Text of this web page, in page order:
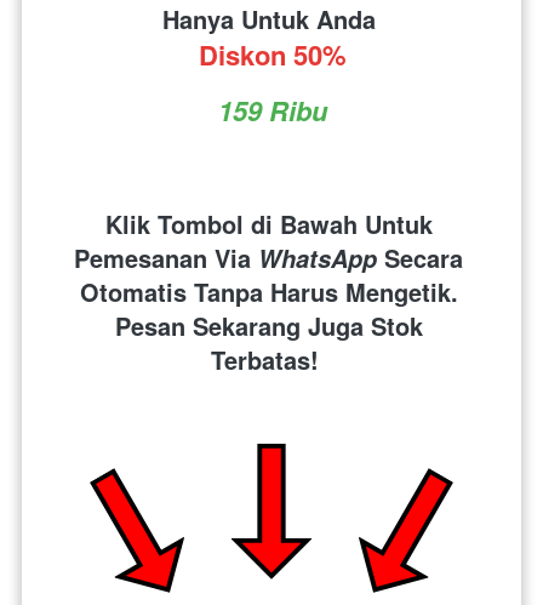
Hanya Untuk Anda
Diskon 50%
159 Ribu
Klik Tombol di Bawah Untuk
Pemesanan Via WhatsApp Secara
Otomatis Tanpa Harus Mengetik.
Pesan Sekarang Juga Stok
Terbatas!